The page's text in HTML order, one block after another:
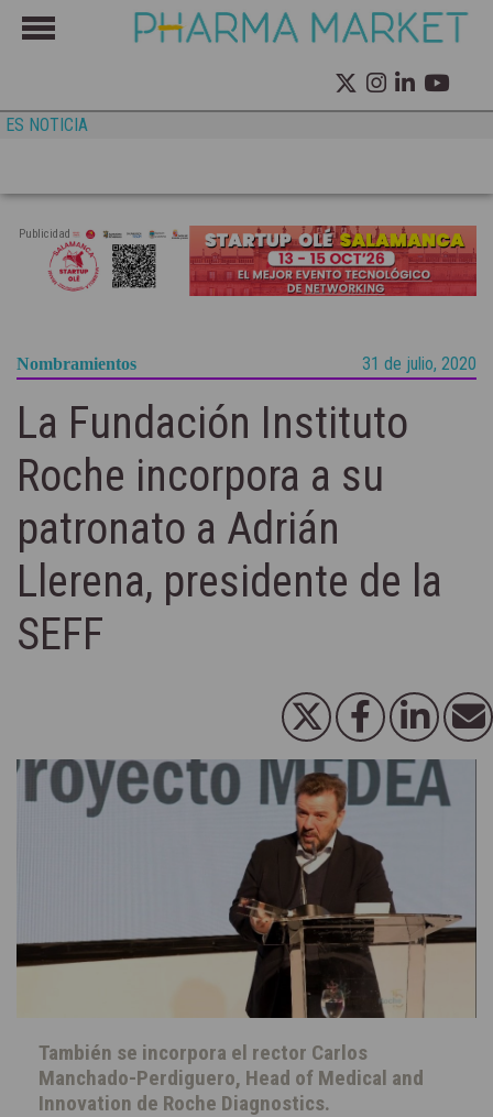
ES NOTICIA
Publicidad
Nombramientos 31 de julio, 2020
La Fundación Instituto
Roche incorpora a su
patronato a Adrián
Llerena, presidente de la
SEFF
También se incorpora el rector Carlos
Manchado-Perdiguero, Head of Medical and
Innovation de Roche Diagnostics.